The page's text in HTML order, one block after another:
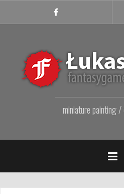
treści
Facebook
Fanpage
miniature painting /